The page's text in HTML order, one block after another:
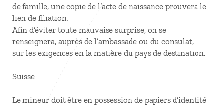
de famille, une copie de l’acte de naissance prouvera le
lien de filiation.
Afin d’éviter toute mauvaise surprise, on se
renseignera, auprès de l’ambassade ou du consulat,
sur les exigences en la matière du pays de destination.
Suisse
Le mineur doit être en possession de papiers d’identité